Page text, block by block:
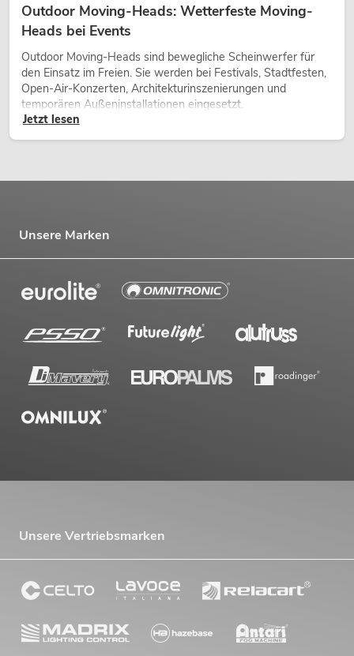
Outdoor Moving-Heads: Wetterfeste Moving-
Heads bei Events
Outdoor Moving-Heads sind bewegliche Scheinwerfer für
den Einsatz im Freien. Sie werden bei Festivals, Stadtfesten,
Open-Air-Konzerten, Architekturinszenierungen und
temporären Außeninstallationen eingesetzt.
Jetzt lesen
Unsere Marken
Unsere Vertriebsmarken